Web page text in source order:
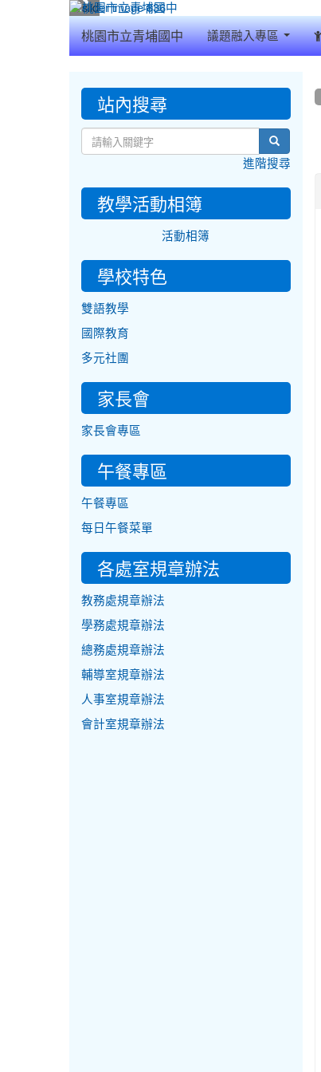
桃園市立青埔國中 議題融入專區
::: 站內搜尋
search
進階搜尋
教學活動相簿
活動相簿
學校特色
雙語教學
國際教育
多元社團
家長會
家長會專區
午餐專區
午餐專區
每日午餐菜單
各處室規章辦法
教務處規章辦法
學務處規章辦法
總務處規章辦法
輔導室規章辦法
人事室規章辦法
會計室規章辦法